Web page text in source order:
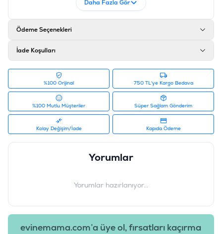
Daha Fazla Gör
Ödeme Seçenekleri
İade Koşulları
%100 Orijinal 750 TL'ye Kargo Bedava
%100 Mutlu Müşteriler Süper Sağlam Gönderim
Kolay Değişim/İade Kapıda Ödeme
Yorumlar
Yorumlar hazırlanıyor...
evinemama.com’a üye ol, fırsatları kaçırma